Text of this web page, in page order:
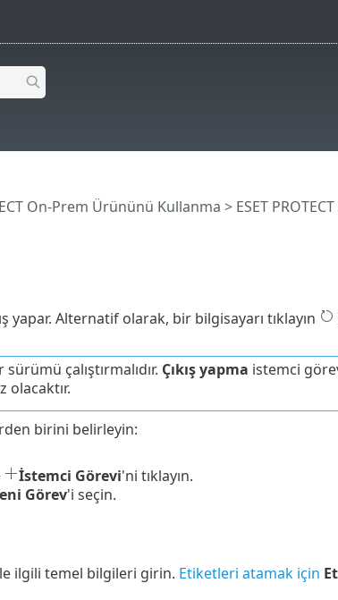
On-Prem Ürününü Kullanma > ESET
yapar. Alternatif olarak, bir bilgisayarı tıklayın
çalıştırmalıdır. Çıkış yapma istemci
olacaktır.
birini belirleyin:
İstemci Görevi'ni tıklayın.
Görev'i seçin.
ilgili temel bilgileri girin. Etiketleri atamak için